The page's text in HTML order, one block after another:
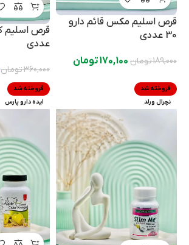
قرص اسلیم مکس قائم دارو
30 عددی
189,000تومان 170,100تومان
عددی
360,000تومان
فروخته شد
نچرال ورلد
فروخته شد
ایده دارو پارس